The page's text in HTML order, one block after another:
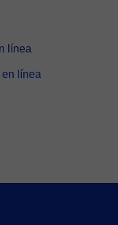
línea
línea